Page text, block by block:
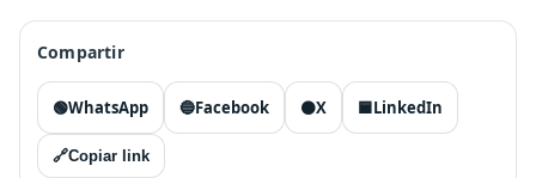
Compartir
🟢WhatsApp 🔵Facebook ⚫X 🟦LinkedIn
🔗Copiar link